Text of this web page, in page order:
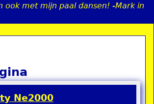
Jump to navigation
ook met mijn paal dansen! -Mark in
Ne2000